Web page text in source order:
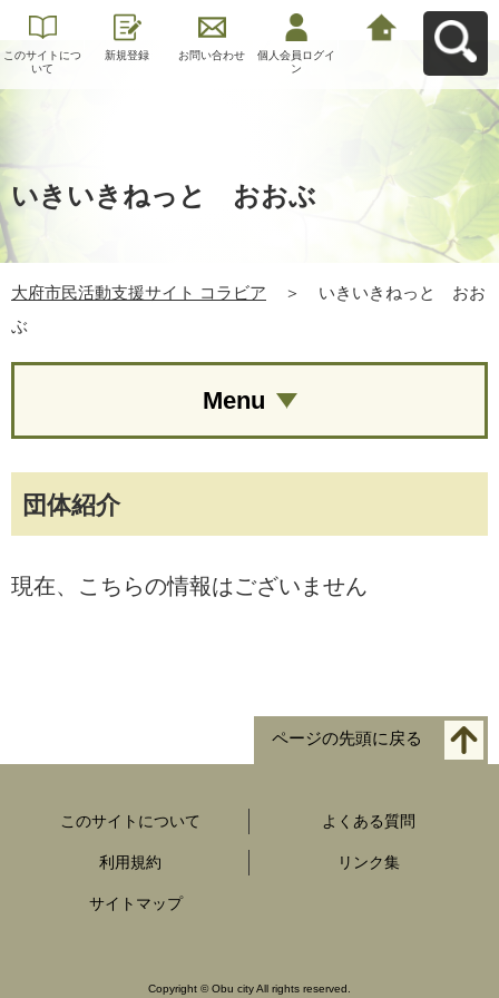
このサイトにつ
いて
新規登録 お問い合わせ
個人会員ログイ
ン
いきいきねっと おおぶ
大府市民活動支援サイト コラビア ＞
いきいきねっと おお
ぶ
団体紹介
現在、こちらの情報はございません
Menu
ページの先頭に戻る
このサイトについて よくある質問
利用規約 リンク集
サイトマップ
Copyright ©Obu city All rights reserved.